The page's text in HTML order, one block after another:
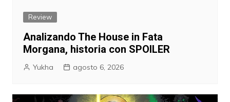
Review
Analizando The House in Fata
Morgana, historia con SPOILER
Yukha agosto 6, 2026